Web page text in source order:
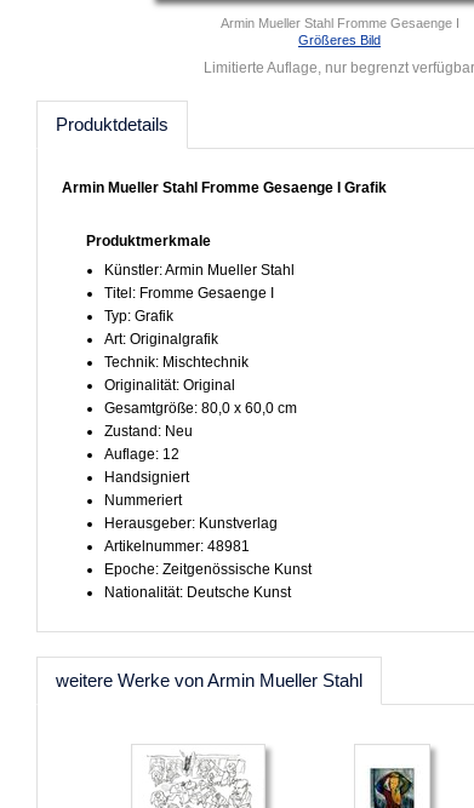
Armin Mueller Stahl Fromme Gesaenge I
Größeres Bild
Limitierte Auflage, nur begrenzt verfügbar
Produktdetails
Armin Mueller Stahl Fromme Gesaenge I Grafik
Produktmerkmale
Künstler: Armin Mueller Stahl
Titel: Fromme Gesaenge I
Typ: Grafik
Art: Originalgrafik
Technik: Mischtechnik
Originalität: Original
Gesamtgröße: 80,0 x 60,0 cm
Zustand: Neu
Auflage: 12
Handsigniert
Nummeriert
Herausgeber: Kunstverlag
Artikelnummer: 48981
Epoche: Zeitgenössische Kunst
Nationalität: Deutsche Kunst
weitere Werke von Armin Mueller Stahl